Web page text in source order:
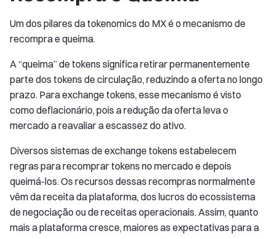
Um dos pilares da tokenomics do MX é o mecanismo de
recompra e queima.
A “queima” de tokens significa retirar permanentemente
parte dos tokens de circulação, reduzindo a oferta no longo
prazo. Para exchange tokens, esse mecanismo é visto
como deflacionário, pois a redução da oferta leva o
mercado a reavaliar a escassez do ativo.
Diversos sistemas de exchange tokens estabelecem
regras para recomprar tokens no mercado e depois
queimá-los. Os recursos dessas recompras normalmente
vêm da receita da plataforma, dos lucros do ecossistema
de negociação ou de receitas operacionais. Assim, quanto
mais a plataforma cresce, maiores as expectativas para a